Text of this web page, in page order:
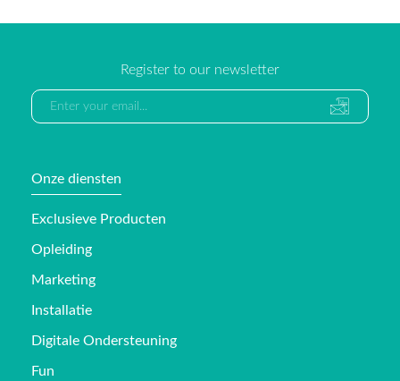
Register to our newsletter
Onze diensten
Exclusieve Producten
Opleiding
Marketing
Installatie
Digitale Ondersteuning
Fun